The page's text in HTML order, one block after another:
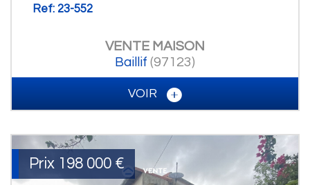
Ref: 23-552
VENTE MAISON
Baillif (97123)
VOIR
Prix 198 000 €